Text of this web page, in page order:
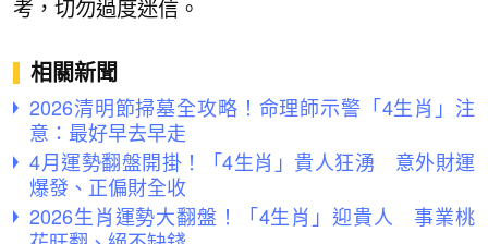
考，切勿過度迷信。
相關新聞
2026清明節掃墓全攻略！命理師示警「4生肖」注
意：最好早去早走
4月運勢翻盤開掛！「4生肖」貴人狂湧 意外財運
爆發、正偏財全收
2026生肖運勢大翻盤！「4生肖」迎貴人 事業桃